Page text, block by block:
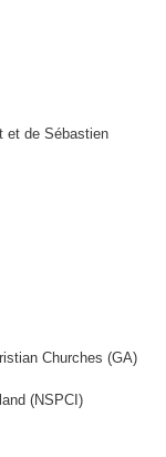
et de Sébastien
Churches (GA)
(NSPCI)